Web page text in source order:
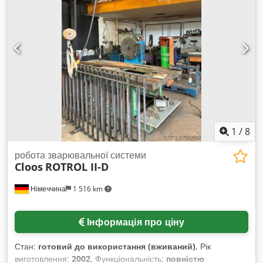
поверхневої корозії Великий монтажний тримач / адаптер
(видно посадочні гнізда) • Важка, міцна конструкція
Dkedpfxow Rdyzj Ahuer • Підходить для роботи з валом –
позиціонування/обертання робочих елементів • Відсутність
зазорів, міцна фіксація • Кодоване кріплення та внутрішній
прохід Ідеальний комплект для: • зварювальних
позиціонерів • маніпуляторів промислових роботів •
адаптації приводів і редукторів
1 /8
Німеччина 1 516 km
робота зварювальної системи
Cloos ROTROL II-D
Інформація про ціну
Стан: готовий до використання (вживаний), Рік
виготовлення: 2002, Функціональність: повністю